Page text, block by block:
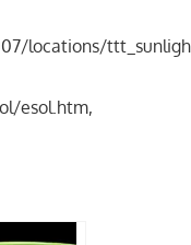
locations/
esol.htm,